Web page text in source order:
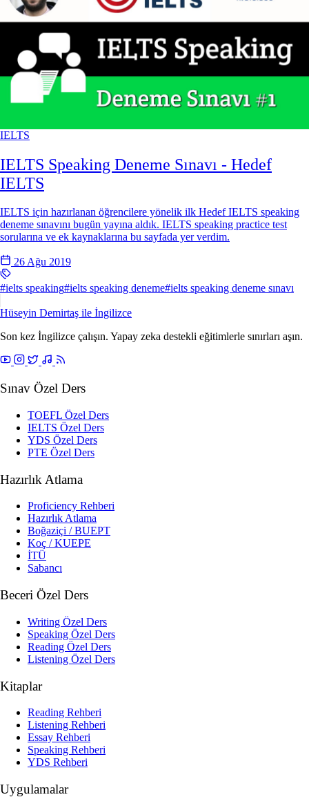
IELTS
IELTS Speaking Deneme Sınavı - Hedef
IELTS
IELTS için hazırlanan öğrencilere yönelik ilk Hedef IELTS speaking
deneme sınavını bugün yayına aldık. IELTS speaking practice test
sorularına ve ek kaynaklarına bu sayfada yer verdim.
26 Ağu 2019
#ielts speaking#ielts speaking deneme#ielts speaking deneme sınavı
Hüseyin Demirtaş ile İngilizce
Son kez İngilizce çalışın. Yapay zeka destekli eğitimlerle sınırları aşın.
Sınav Özel Ders
TOEFL Özel Ders
IELTS Özel Ders
YDS Özel Ders
PTE Özel Ders
Hazırlık Atlama
Proficiency Rehberi
Hazırlık Atlama
Boğaziçi / BUEPT
Koç / KUEPE
İTÜ
Sabancı
Beceri Özel Ders
Writing Özel Ders
Speaking Özel Ders
Reading Özel Ders
Listening Özel Ders
Kitaplar
Reading Rehberi
Listening Rehberi
Essay Rehberi
Speaking Rehberi
YDS Rehberi
Uygulamalar